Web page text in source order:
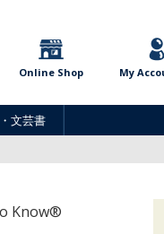
Online Shop My
文芸書
Know®